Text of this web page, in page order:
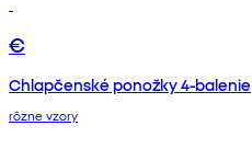
€
Chlapčenské ponožky 4-balenie
rôzne vzory